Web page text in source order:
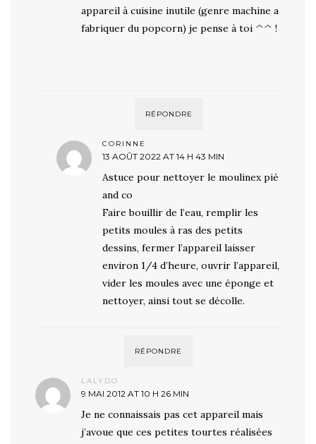
appareil à cuisine inutile (genre machine a
fabriquer du popcorn) je pense à toi ^^ !
RÉPONDRE
CORINNE
13 AOÛT 2022 AT 14 H 43 MIN
Astuce pour nettoyer le moulinex pié
and co
Faire bouillir de l’eau, remplir les
petits moules à ras des petits
dessins, fermer l’appareil laisser
environ 1/4 d’heure, ouvrir l’appareil,
vider les moules avec une éponge et
nettoyer, ainsi tout se décolle.
RÉPONDRE
LALYDO
9 MAI 2012 AT 10 H 26 MIN
Je ne connaissais pas cet appareil mais
j’avoue que ces petites tourtes réalisées